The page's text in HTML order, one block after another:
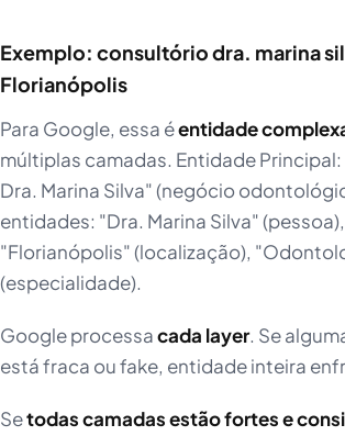
Exemplo: consultório dra. marina
Florianópolis
Para Google, essa éentidade
múltiplas camadas. Entidade
Dra. Marina Silva" (negócio
entidades: "Dra. Marina Silva" (pessoa),
"Florianópolis" (localização),
(especialidade).
Google processacada layer. Se
está fraca ou fake, entidade inteira
Setodas camadas estão fortes e